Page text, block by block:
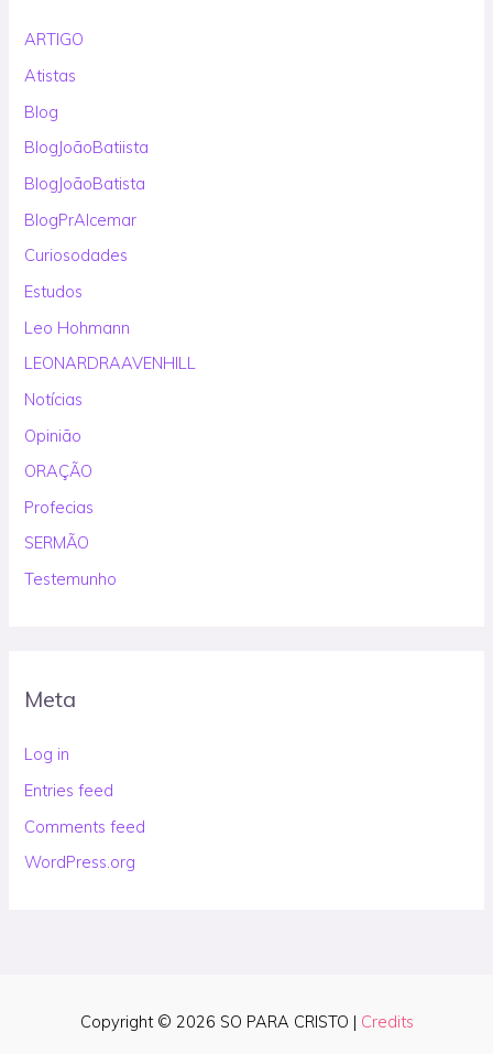
ARTIGO
Atistas
Blog
BlogJoãoBatiista
BlogJoãoBatista
BlogPrAlcemar
Curiosodades
Estudos
Leo Hohmann
LEONARDRAAVENHILL
Notícias
Opinião
ORAÇÃO
Profecias
SERMÃO
Testemunho
Meta
Log in
Entries feed
Comments feed
WordPress.org
Copyright © 2026 SO PARA CRISTO | Credits